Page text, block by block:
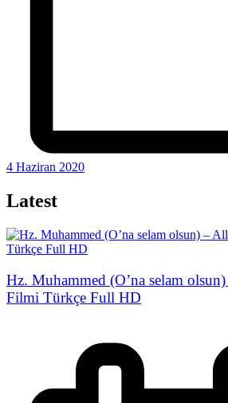
4 Haziran 2020
Latest
Hz. Muhammed (O’na selam
Filmi Türkçe Full HD